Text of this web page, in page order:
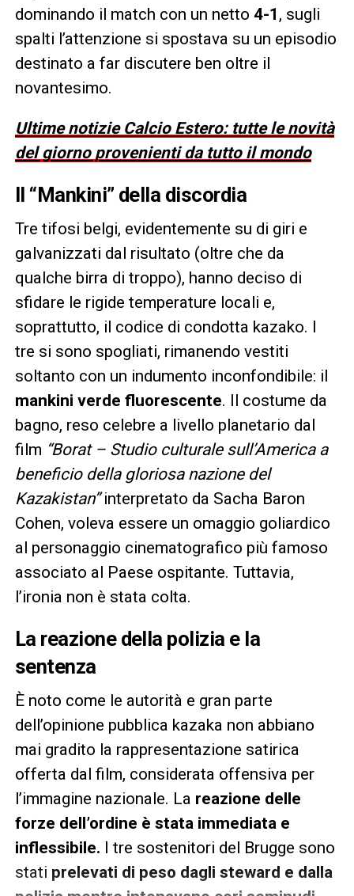
dominando il match con un netto 4-1 , sugli
spalti l’attenzione si spostava su un episodio
destinato a far discutere ben oltre il
novantesimo.
Ultime notizie Calcio Estero: tutte le novità
del giorno provenienti da tutto il mondo
Il “Mankini” della discordia
Tre tifosi belgi, evidentemente su di giri e
galvanizzati dal risultato (oltre che da
qualche birra di troppo), hanno deciso di
sfidare le rigide temperature locali e,
soprattutto, il codice di condotta kazako. I
tre si sono spogliati, rimanendo vestiti
soltanto con un indumento inconfondibile: il
mankini verde fluorescente. Il costume da
bagno, reso celebre a livello planetario dal
film “Borat – Studio culturale sull’America a
beneficio della gloriosa nazione del
Kazakistan”interpretato da Sacha Baron
Cohen, voleva essere un omaggio goliardico
al personaggio cinematografico più famoso
associato al Paese ospitante. Tuttavia,
l’ironia non è stata colta.
La reazione della polizia e la
sentenza
È noto come le autorità e gran parte
dell’opinione pubblica kazaka non abbiano
mai gradito la rappresentazione satirica
offerta dal film, considerata offensiva per
l’immagine nazionale. La reazione delle
forze dell’ordine è stata immediata e
inflessibile. I tre sostenitori del Brugge sono
stati prelevati di peso dagli steward e dalla